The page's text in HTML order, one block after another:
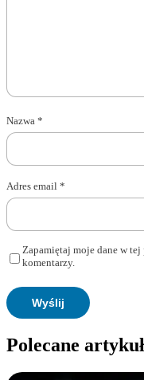
Nazwa *
Adres email *
Zapamiętaj moje dane w
komentarzy.
Polecane